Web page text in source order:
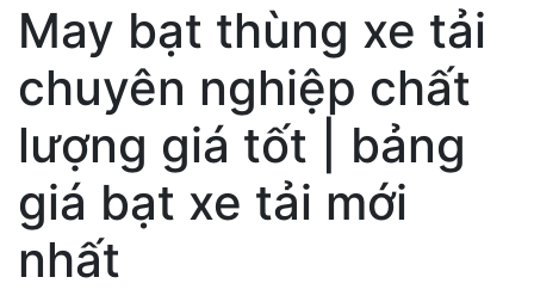
May bạt thùng xe tải
chuyên nghiệp chất
lượng giá tốt | bảng
giá bạt xe tải mới
nhất